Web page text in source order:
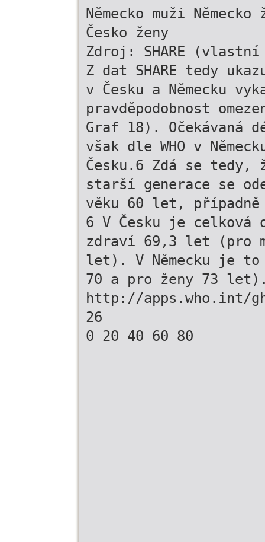
Německo muži Německo
Česko ženy
Zdroj: SHARE
Z dat SHARE tedy
v Česku a Německu
pravděpodobnost
Graf 18).
však dle WHO v
Česku.6 Zdá se tedy,
starší generace se
věku 60 let, případně
6 V Česku je celková
zdraví 69,3 let (pro
let). V Německu je
70 a pro ženy 73
http://apps.who.int/
26
0 20 40 60 80